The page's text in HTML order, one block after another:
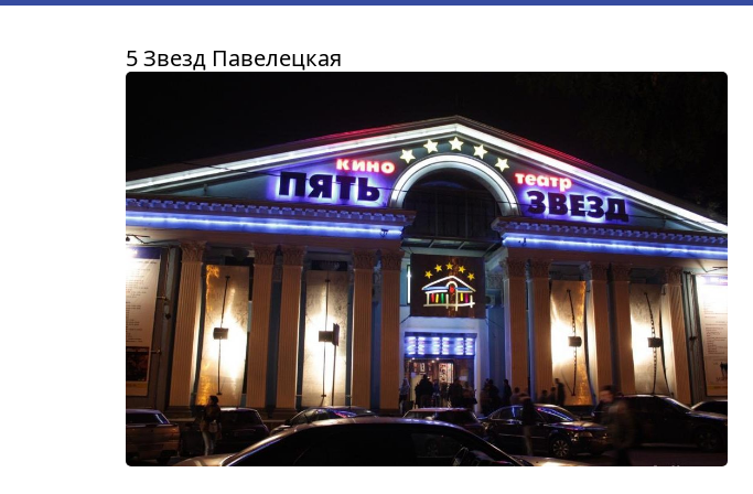
5 Звезд Павелецкая